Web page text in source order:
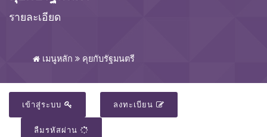
รายละเอียด
เมนูหลัก คุยกับรัฐมนตรี
เข้าสู่ระบบ ลงทะเบียน
ลืมรหัสผ่าน